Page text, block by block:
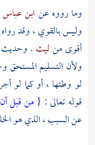
وما رووه عن ابن عباس
وليس بالقوي ، وقد رواه
أقوى منليث . وحديث
ولأن التسليم المستحق
لو وطئها ، أو كما لو
قوله تعالى : {من قبل
عن السبب ، الذي هو